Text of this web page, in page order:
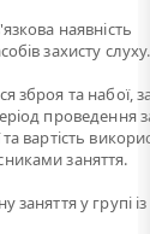
наявність
захисту слуху.
зброя та набої,
проведення
та вартість
заняття.
заняття у групі із